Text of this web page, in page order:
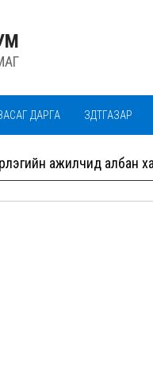
ДАРГА ЗДТГАЗАР
ажилчид албан